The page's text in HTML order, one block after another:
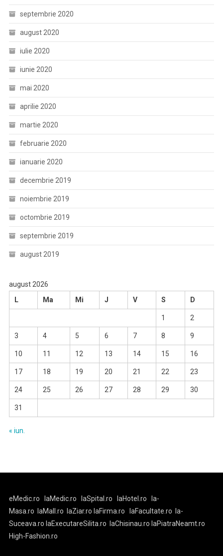
septembrie 2020
august 2020
iulie 2020
iunie 2020
mai 2020
aprilie 2020
martie 2020
februarie 2020
ianuarie 2020
decembrie 2019
noiembrie 2019
octombrie 2019
septembrie 2019
august 2019
august 2026
L
Ma Mi J V S D
1 2
3 4 5 6 7 8 9
10 11 12 13 14 15 16
17 18 19 20 21 22 23
24 25 26 27 28 29 30
31
« iun.
eMedic.ro laMedic.ro laSpital.ro laHotel.ro
la-
Masa.ro
laMall.ro laZiar.ro laFirma.ro laFacultate.ro
la-
Suceava.ro laExecutareSilita.ro laChisinau.ro laPiatraNeamt.ro
High-Fashion.ro